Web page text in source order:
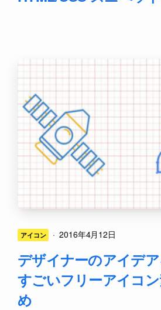
アイコン · 2016年4月12日
デザイナーのアイデア
すごいフリーアイコ
め